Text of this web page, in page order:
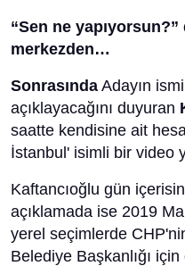
“Sen ne yapıyorsun?”
merkezden…
Sonrasında Adayın
açıklayacağını duyuran
saatte kendisine ait
İstanbul' isimli bir video
Kaftancıoğlu gün
açıklamada ise 2019
yerel seçimlerde
Belediye Başkanlığı